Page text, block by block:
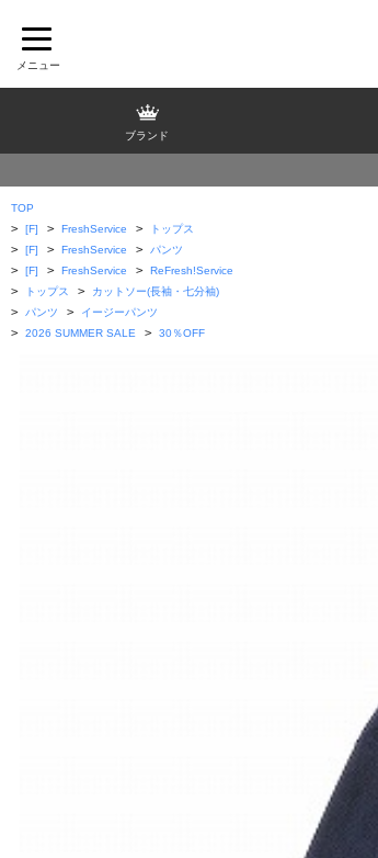
ブランド
TOP
> [F] > FreshService > トップス
> [F] > FreshService > パンツ
> [F] > FreshService > ReFresh!Service
> トップス > カットソー(長袖・七分袖)
> パンツ > イージーパンツ
> 2026 SUMMER SALE > 30％OFF